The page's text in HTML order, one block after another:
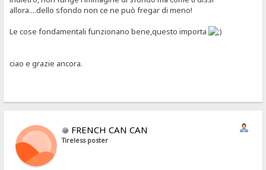
allora....dello sfondo non ce ne può fregar di meno!
Le cose fondamentali funzionano bene,questo importa
ciao e grazie ancora.
FRENCH CAN CAN
Tireless poster